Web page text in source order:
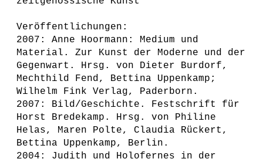
Veröffentlichungen:
2007: Anne Hoormann: Medium und
Material. Zur Kunst der Moderne und der
Gegenwart. Hrsg. von Dieter Burdorf,
Mechthild Fend, Bettina Uppenkamp;
Wilhelm Fink Verlag, Paderborn.
2007: Bild/Geschichte. Festschrift für
Horst Bredekamp. Hrsg. von Philine
Helas, Maren Polte, Claudia Rückert,
Bettina Uppenkamp, Berlin.
2004: Judith und Holofernes in der